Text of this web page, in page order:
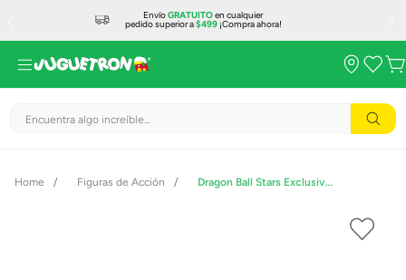
EnvíoGRATUITOen cualquier
pedido superior a$499¡Compra ahora!
Encuentra algo increíble...
Figuras de Acción Dragon Ball Stars Exclusive Fighterz Edition Cell Forma Final